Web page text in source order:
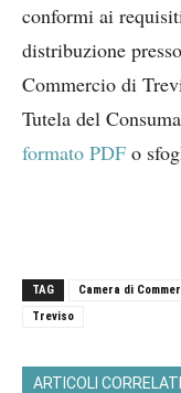
conformi ai
distribuzione
Commercio di
Tutela del
formato PDF o
TAG Camera di
Treviso
ARTICOLI CORRELATI